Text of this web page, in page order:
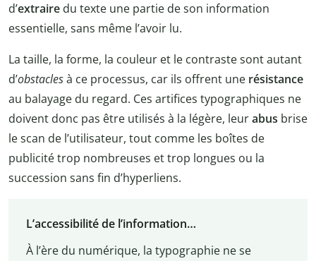
d’extraire du texte une partie de son information
essentielle, sans même l’avoir lu.
La taille, la forme, la couleur et le contraste sont autant
d’obstaclesà ce processus, car ils offrent une résistance
au balayage du regard. Ces artifices typographiques ne
doivent donc pas être utilisés à la légère, leurabus brise
le scan de l’utilisateur, tout comme les boîtes de
publicité trop nombreuses et trop longues ou la
succession sans fin d’hyperliens.
L’accessibilité de l’information…
À l’ère du numérique, la typographie ne se